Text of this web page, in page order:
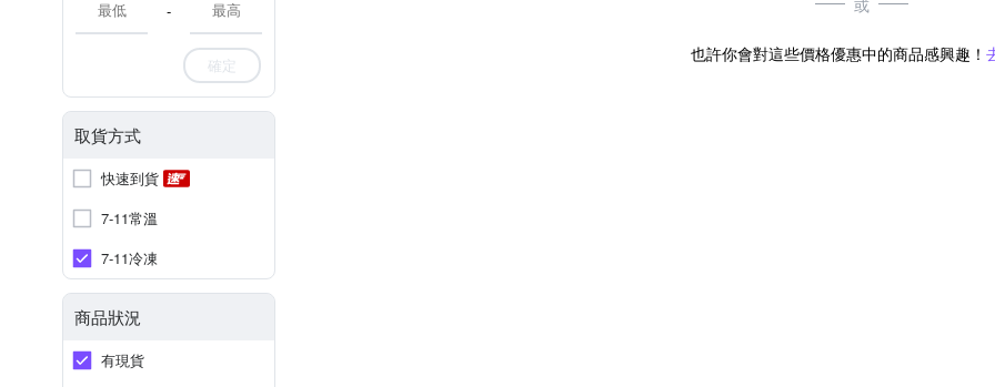
-
確定
取貨方式
快速到貨
7-11常溫
7-11冷凍
商品狀況
有現貨
也許你會對這些價格優惠中的商品感興趣！